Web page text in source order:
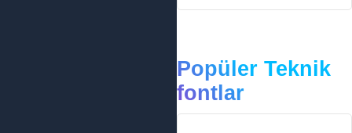
Popüler Teknik
fontlar